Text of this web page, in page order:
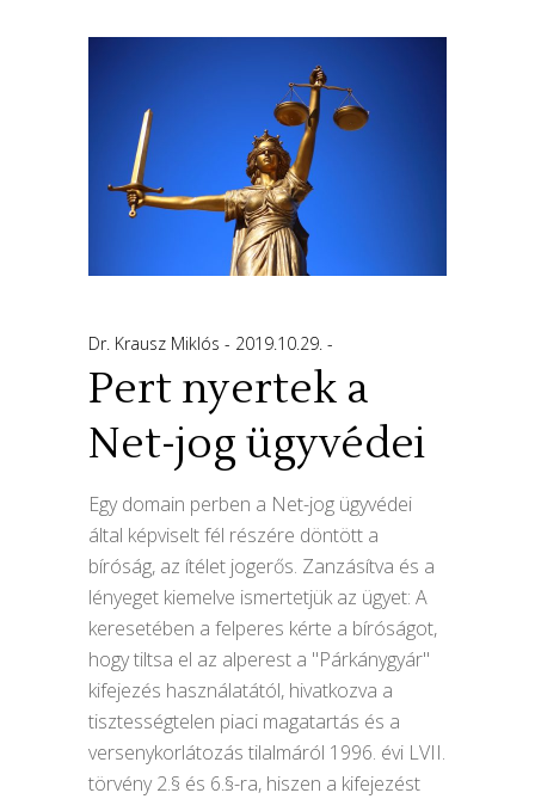
Dr. Krausz Miklós 2019.10.29.
Pert nyertek a
Net-jog ügyvédei
Egy domain perben a Net-jog ügyvédei
által képviselt fél részére döntött a
bíróság, az ítélet jogerős. Zanzásítva és a
lényeget kiemelve ismertetjük az ügyet: A
keresetében a felperes kérte a bíróságot,
hogy tiltsa el az alperest a "Párkánygyár"
kifejezés használatától, hivatkozva a
tisztességtelen piaci magatartás és a
versenykorlátozás tilalmáról 1996. évi LVII.
törvény 2.§ és 6.§-ra, hiszen a kifejezést